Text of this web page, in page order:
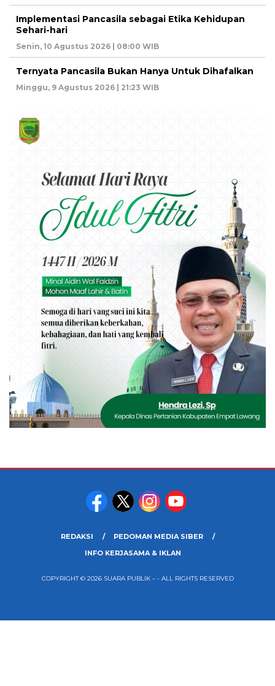
Implementasi Pancasila sebagai Etika Kehidupan
Sehari-hari
Senin, 10 Agustus 2026 | 08:00 WIB
Ternyata Pancasila Bukan Hanya Untuk Dihafalkan
Minggu, 9 Agustus 2026 | 21:23 WIB
REDAKSI
PEDOMAN MEDIA SIBER
INFO KERJASAMA & IKLAN
COPYRIGHT © 2026 SUARA PUBLIK – - ALL RIGHTS RESERVED